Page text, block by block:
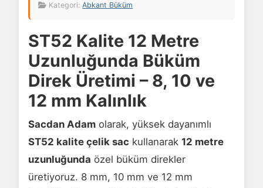
Kategori:Abkant Büküm
ST52 Kalite 12 Metre
Uzunluğunda Büküm
Direk Üretimi – 8, 10 ve
12 mm Kalınlık
Sacdan Adam olarak, yüksek dayanımlı
ST52 kalite çelik sac kullanarak 12 metre
uzunluğunda özel büküm direkler
üretiyoruz. 8 mm, 10 mm ve 12 mm